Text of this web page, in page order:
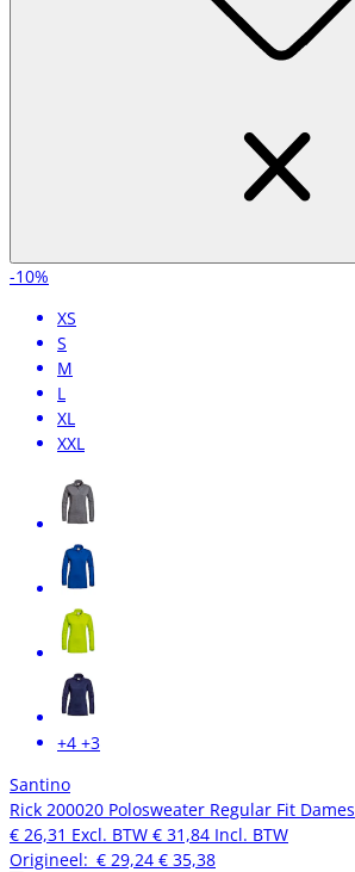
-10%
XS
S
M
L
XL
XXL
+4 +3
Santino
Rick 200020 Polosweater Regular Fit Dames
€ 26,31 Excl. BTW € 31,84 Incl. BTW
Origineel: € 29,24 € 35,38